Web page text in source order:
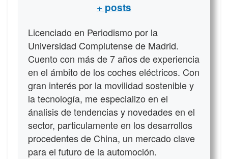
+ posts
Licenciado en Periodismo por la
Universidad Complutense de Madrid.
Cuento con más de 7 años de experiencia
en el ámbito de los coches eléctricos. Con
gran interés por la movilidad sostenible y
la tecnología, me especializo en el
ánalisis de tendencias y novedades en el
sector, particulamente en los desarrollos
procedentes de China, un mercado clave
para el futuro de la automoción.